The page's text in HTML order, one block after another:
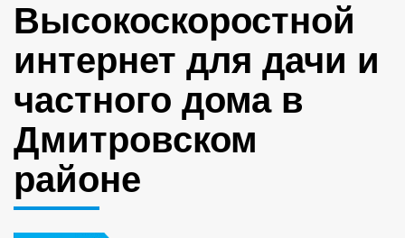
Высокоскоростной
интернет для дачи и
частного дома в
Дмитровском
районе